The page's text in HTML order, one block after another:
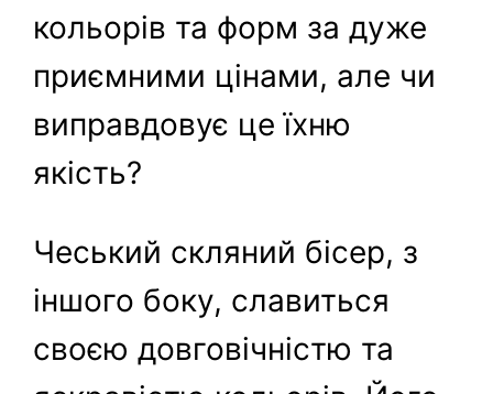
кольорів та форм за дуже
приємними цінами, але чи
виправдовує це їхню
якість?
Чеський скляний бісер, з
іншого боку, славиться
своєю довговічністю та